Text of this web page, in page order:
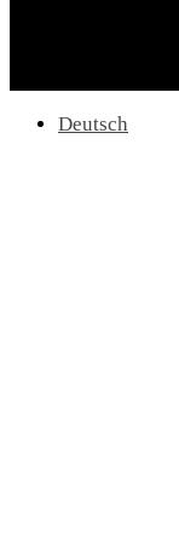
Deutsch